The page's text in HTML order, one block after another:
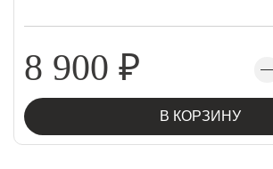
8 900 ₽
В КОРЗИНУ